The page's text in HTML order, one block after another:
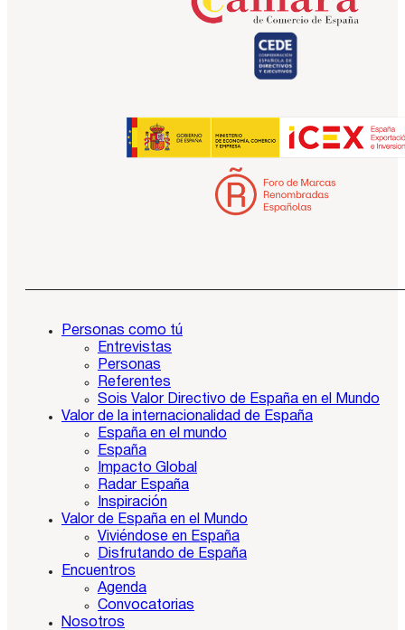
Personas como tú
Entrevistas
Personas
Referentes
Sois Valor Directivo de España en el Mundo
Valor de la internacionalidad de España
España en el mundo
España
Impacto Global
Radar España
Inspiración
Valor de España en el Mundo
Viviéndose en España
Disfrutando de España
Encuentros
Agenda
Convocatorias
Nosotros